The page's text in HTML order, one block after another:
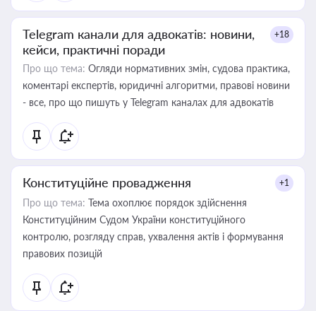
Telegram канали для адвокатів: новини,
кейси, практичні поради
+18
Про що тема: Огляди нормативних змін, судова практика,
коментарі експертів, юридичні алгоритми, правові новини
- все, про що пишуть у Telegram каналах для адвокатів
Конституційне провадження +1
Про що тема: Тема охоплює порядок здійснення
Конституційним Судом України конституційного
контролю, розгляду справ, ухвалення актів і формування
правових позицій